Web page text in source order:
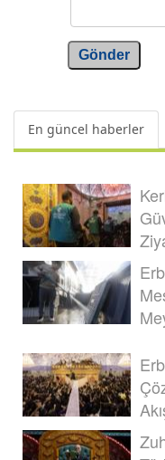
Gönder
En güncel haberler